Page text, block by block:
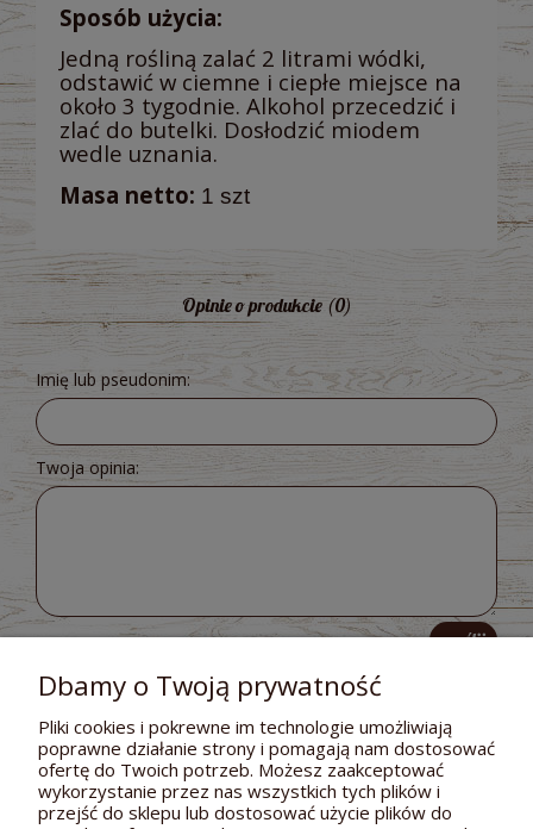
Sposób użycia:
Jedną rośliną zalać 2 litrami wódki,
odstawić w ciemne i ciepłe miejsce na
około 3 tygodnie. Alkohol przecedzić i
zlać do butelki. Dosłodzić miodem
wedle uznania.
Masa netto: 1 szt
Opinie o produkcie (0)
Imię lub pseudonim:
Twoja opinia:
wyślij
POMOC
DOSTAWA I PŁATNOŚCI
Dbamy o Twoją prywatność
Pliki cookies i pokrewne im technologie umożliwiają
poprawne działanie strony i pomagają nam dostosować
ofertę do Twoich potrzeb. Możesz zaakceptować
wykorzystanie przez nas wszystkich tych plików i
przejść do sklepu lub dostosować użycie plików do